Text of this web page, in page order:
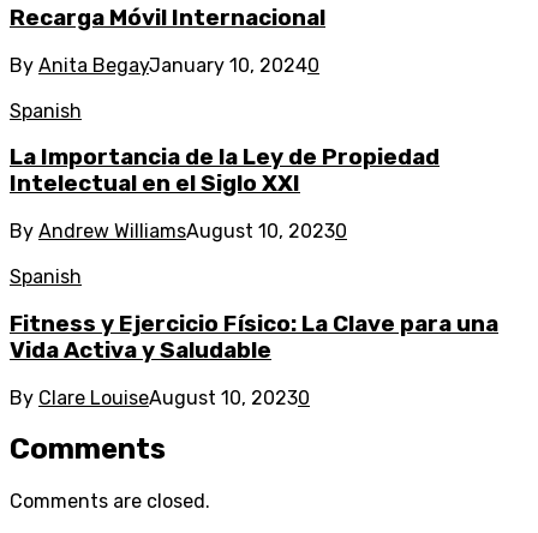
Recarga Móvil Internacional
By Anita BegayJanuary 10, 20240
Spanish
La Importancia de la Ley de Propiedad
Intelectual en el Siglo XXI
By Andrew WilliamsAugust 10, 20230
Spanish
Fitness y Ejercicio Físico: La Clave para una
Vida Activa y Saludable
By Clare LouiseAugust 10, 20230
Comments
Comments are closed.